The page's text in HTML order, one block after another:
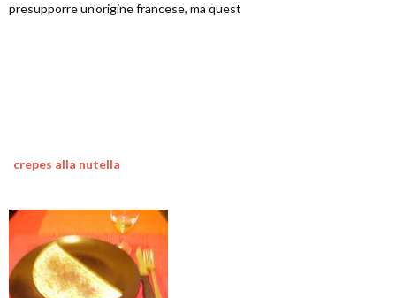
presupporre un'origine francese, ma quest
crepes alla nutella